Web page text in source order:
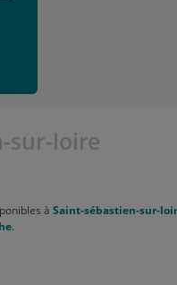
sur-loire
à Saint-sébastien-sur-
.